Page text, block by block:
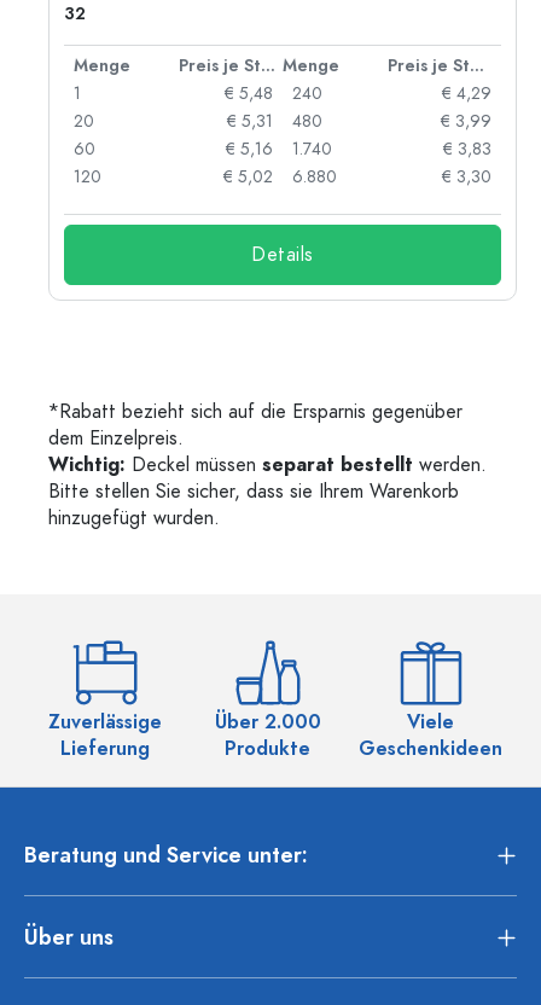
32
Menge Preis je Stück Menge
Preis je Stück
1
€ 5,48
20
€ 5,31
60
€ 5,16
120
€ 5,02
240
€ 4,29
480
€ 3,99
1.740
€ 3,83
6.880
€ 3,30
Details
*Rabatt bezieht sich auf die Ersparnis gegenüber
dem Einzelpreis.
Wichtig: Deckel müssen separat bestellt werden.
Bitte stellen Sie sicher, dass sie Ihrem Warenkorb
hinzugefügt wurden.
Zuverlässige
Lieferung
Über 2.000
Produkte
Viele
Geschenkideen
Beratung und Service unter:
Über uns